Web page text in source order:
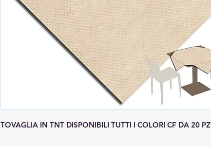
TOVAGLIA IN TNT DISPONIBILI TUTTI I COLORI CF DA 20 PZ